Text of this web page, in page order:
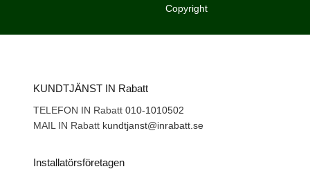
Copyright
KUNDTJÄNST IN Rabatt
TELEFON IN Rabatt 010-1010502
MAIL IN Rabatt kundtjanst@inrabatt.se
Installatörsföretagen